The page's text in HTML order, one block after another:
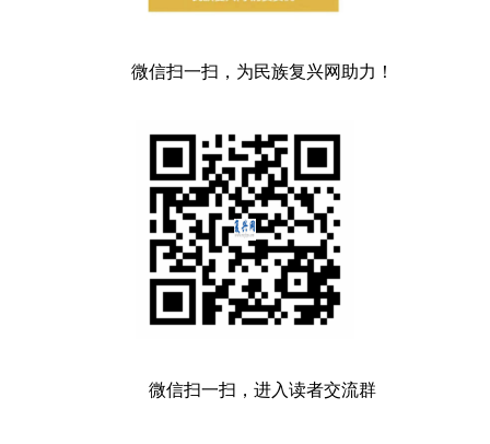
微信扫一扫，为民族复兴网助力！
微信扫一扫，进入读者交流群